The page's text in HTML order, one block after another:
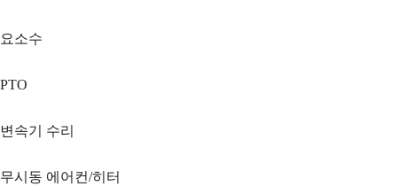
요소수
PTO
변속기 수리
무시동 에어컨/히터